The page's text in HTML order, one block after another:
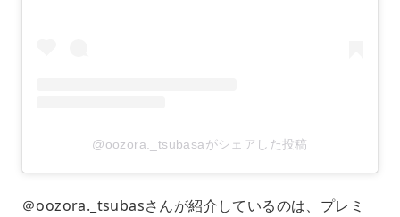
@oozora._tsubasaがシェアした投稿
＠oozora._tsubasさんが紹介しているのは、プレミ